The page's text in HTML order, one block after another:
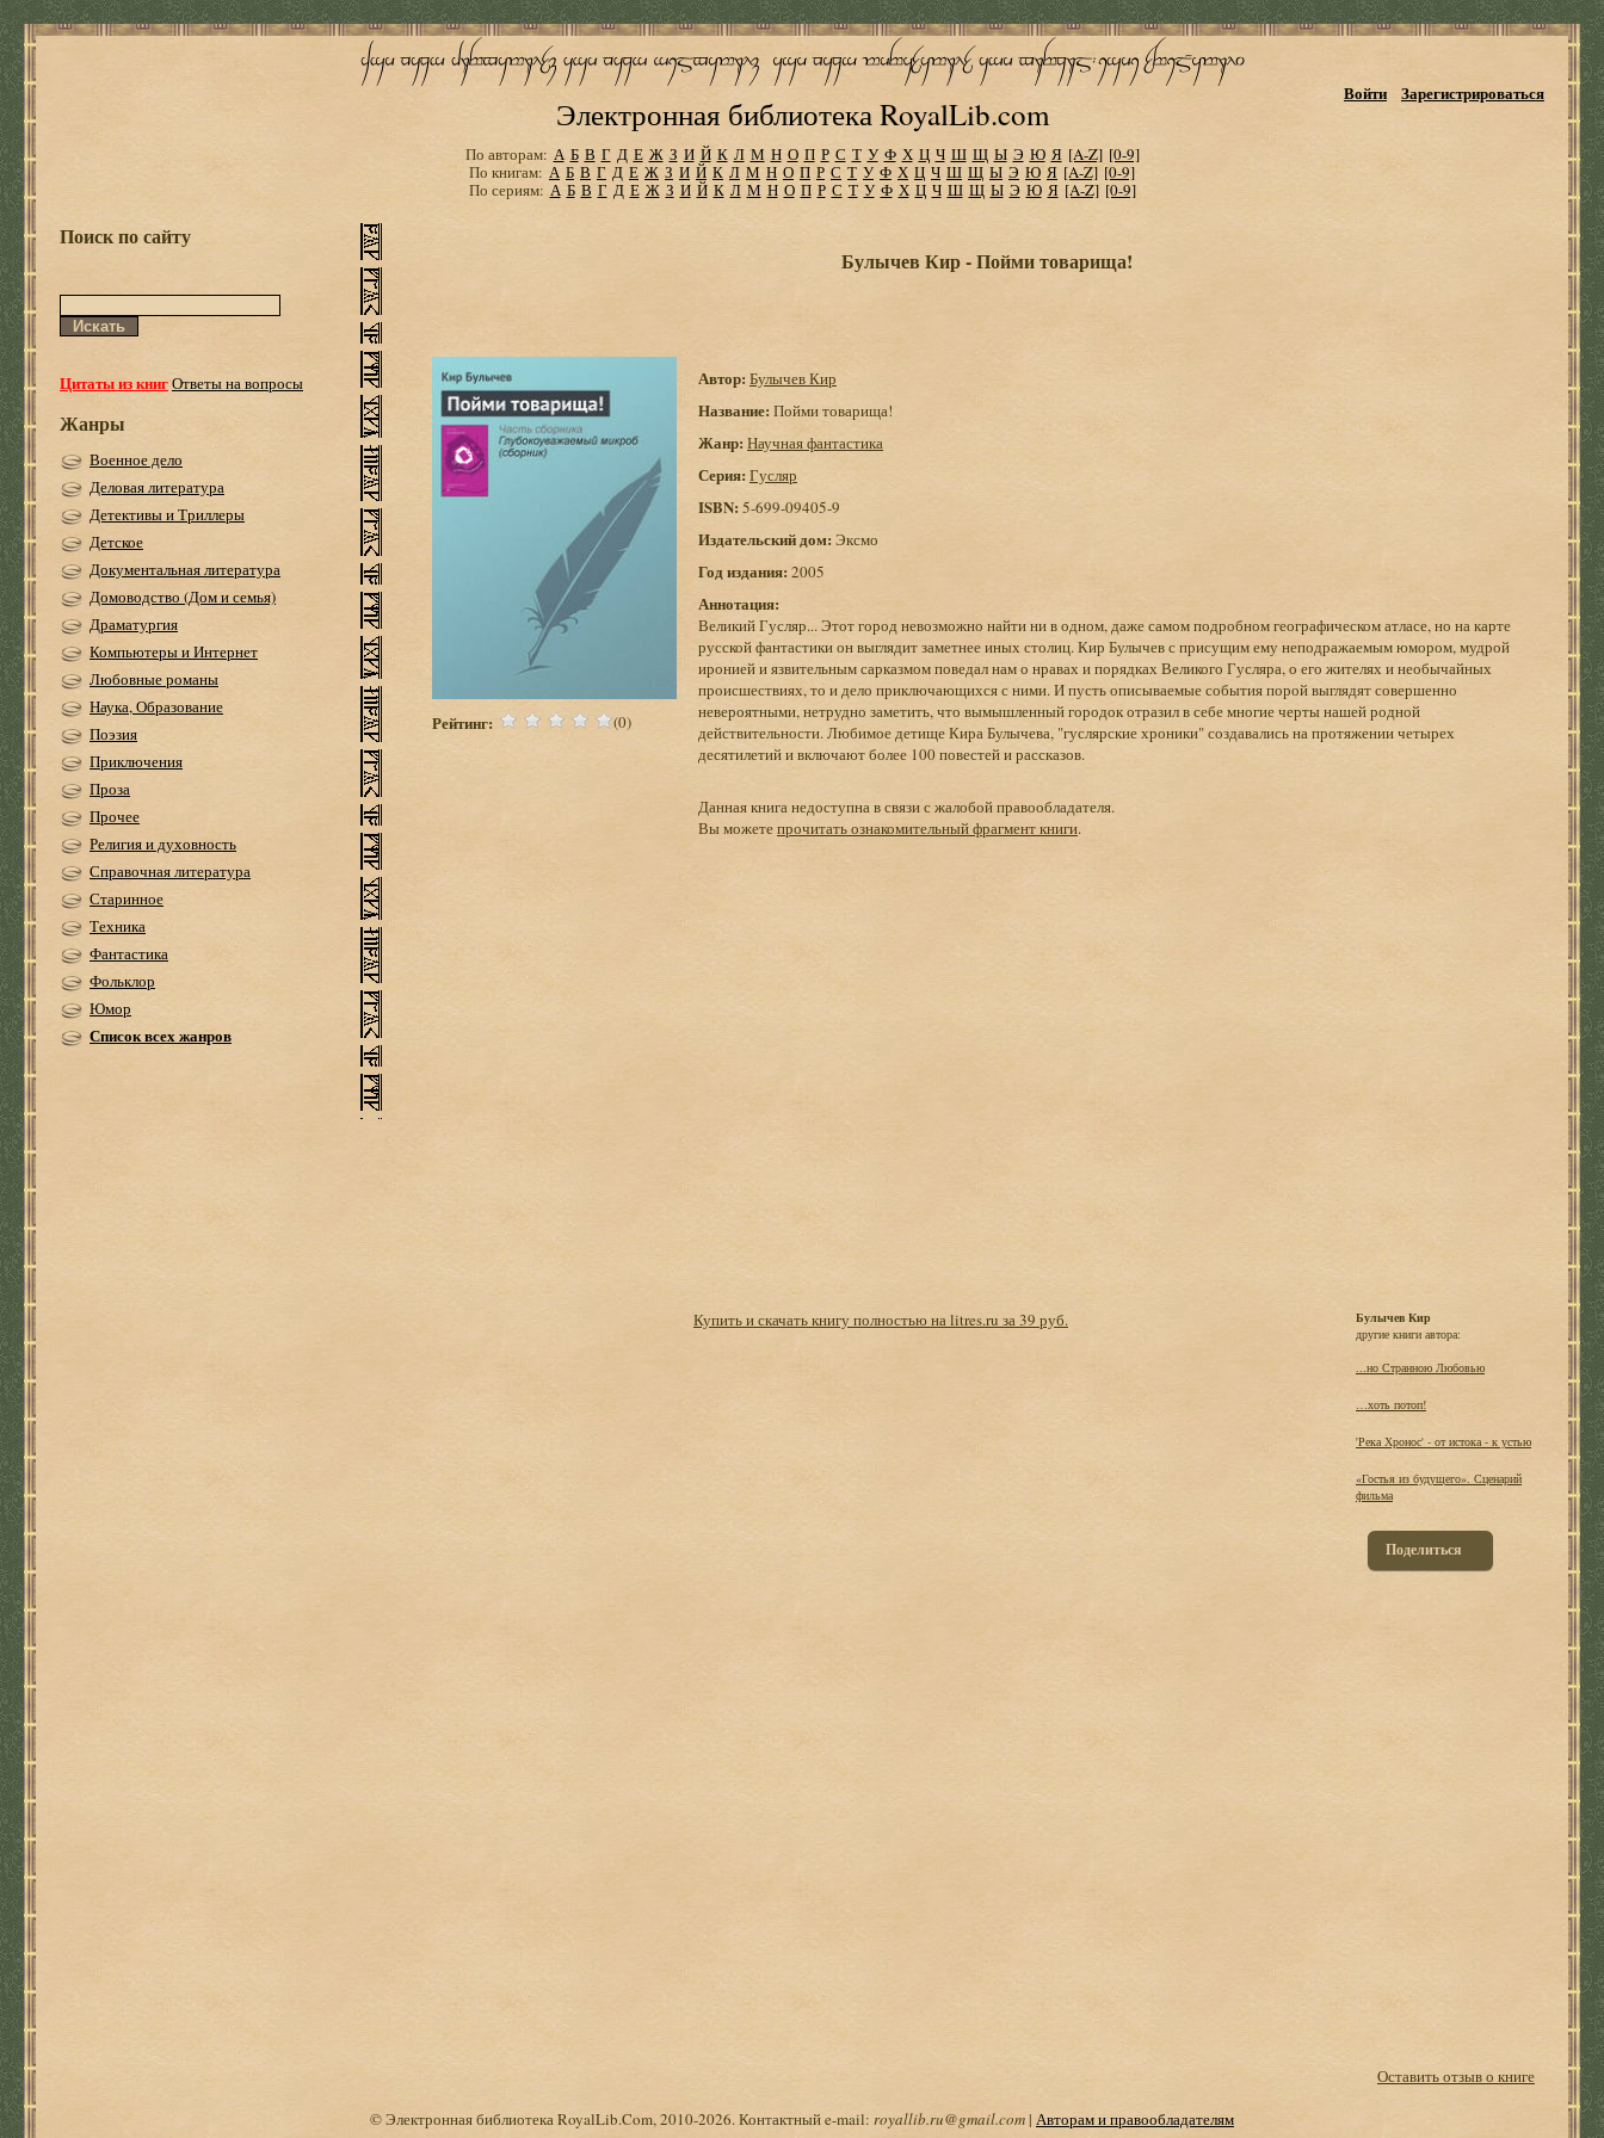
Электронная библиотека RoyalLib.com
Войти Зарегистрироваться
По авторам: А Б В Г Д Е Ж З И Й К Л М Н О П Р С Т У Ф Х Ц Ч Ш Щ Ы Э Ю Я [A-Z] [0-9]
По книгам: А Б В Г Д Е Ж З И Й К Л М Н О П Р С Т У Ф Х Ц Ч Ш Щ Ы Э Ю Я [A-Z] [0-9]
По сериям: А Б В Г Д Е Ж З И Й К Л М Н О П Р С Т У Ф Х Ц Ч Ш Щ Ы Э Ю Я [A-Z] [0-9]
Поиск по сайту
Цитаты из книгОтветы на вопросы
Жанры
Военное дело
Деловая литература
Детективы и Триллеры
Детское
Документальная литература
Домоводство (Дом и семья)
Драматургия
Компьютеры и Интернет
Любовные романы
Наука, Образование
Поэзия
Приключения
Проза
Прочее
Религия и духовность
Справочная литература
Старинное
Техника
Фантастика
Фольклор
Юмор
Список всех жанров
Булычев Кир - Пойми товарища!
Рейтинг: (0)
Автор: Булычев Кир
Название: Пойми товарища!
Жанр: Научная фантастика
Серия: Гусляр
ISBN:5-699-09405-9
Издательский дом: Эксмо
Год издания: 2005
Аннотация:
Великий Гусляр... Этот город невозможно найти ни в одном, даже самом подробном географическом атласе, но на карте
русской фантастики он выглядит заметнее иных столиц. Кир Булычев с присущим ему неподражаемым юмором, мудрой
иронией и язвительным сарказмом поведал нам о нравах и порядках Великого Гусляра, о его жителях и необычайных
происшествиях, то и дело приключающихся с ними. И пусть описываемые события порой выглядят совершенно
невероятными, нетрудно заметить, что вымышленный городок отразил в себе многие черты нашей родной
действительности. Любимое детище Кира Булычева, "гуслярские хроники" создавались на протяжении четырех
десятилетий и включают более 100 повестей и рассказов.
Данная книга недоступна в связи с жалобой правообладателя.
Вы можетепрочитать ознакомительный фрагмент книги.
Купить и скачать книгу полностью на litres.ru за 39 руб.
Булычев Кир
другие книги автора:
...но Странною Любовью
…хоть потоп!
'Река Хронос' - от истока - к устью
«Гостья из будущего». Сценарий
фильма
Поделиться
Оставить отзыв о книге
© Электронная библиотека RoyalLib.Com, 2010-2026. Контактный e-mail: royallib.ru@gmail.com| Авторам и правообладателям